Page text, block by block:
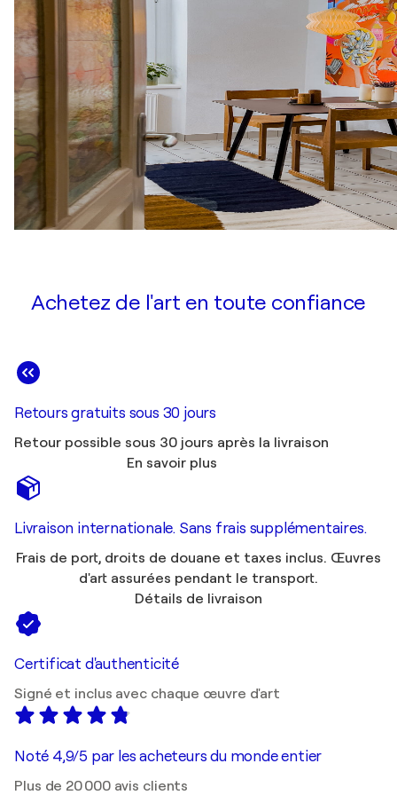
Achetez de l'art en toute confiance
Retours gratuits sous 30 jours
Retour possible sous 30 jours après la livraison
En savoir plus
Livraison internationale. Sans frais supplémentaires.
Frais de port, droits de douane et taxes inclus. Œuvres
d'art assurées pendant le transport.
Détails de livraison
Certificat d'authenticité
Signé et inclus avec chaque œuvre d'art
Noté 4,9/5 par les acheteurs du monde entier
Plus de 20 000 avis clients